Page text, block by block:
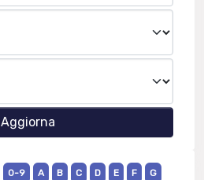
0-9 A B C D E F
G